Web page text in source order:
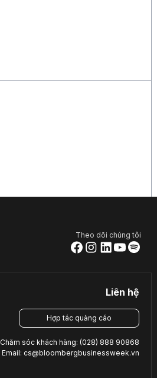
Theo dõi chúng tôi
Liên hệ
Hợp tác quảng cáo
Chăm sóc khách hàng: (028) 888 90868
Email: cs@bloombergbusinessweek.vn